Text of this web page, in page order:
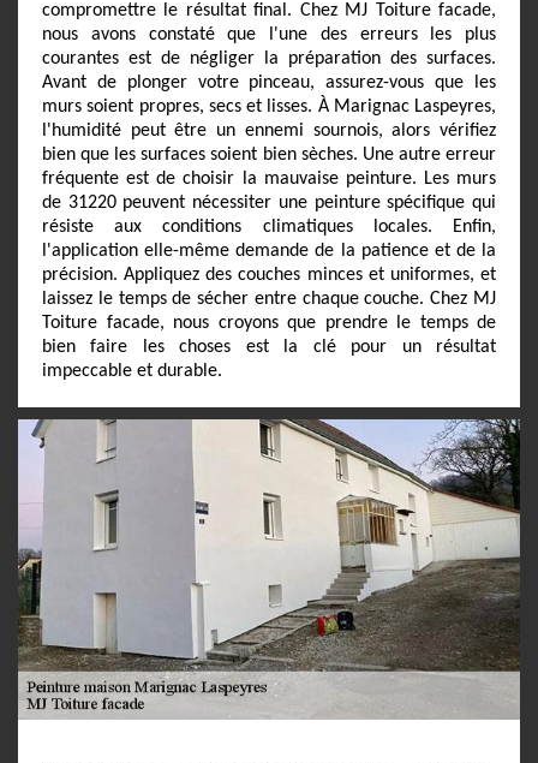
compromettre le résultat final. Chez MJ Toiture facade,
nous avons constaté que l'une des erreurs les plus
courantes est de négliger la préparation des surfaces.
Avant de plonger votre pinceau, assurez-vous que les
murs soient propres, secs et lisses. À Marignac Laspeyres,
l'humidité peut être un ennemi sournois, alors vérifiez
bien que les surfaces soient bien sèches. Une autre erreur
fréquente est de choisir la mauvaise peinture. Les murs
de 31220 peuvent nécessiter une peinture spécifique qui
résiste aux conditions climatiques locales. Enfin,
l'application elle-même demande de la patience et de la
précision. Appliquez des couches minces et uniformes, et
laissez le temps de sécher entre chaque couche. Chez MJ
Toiture facade, nous croyons que prendre le temps de
bien faire les choses est la clé pour un résultat
impeccable et durable.